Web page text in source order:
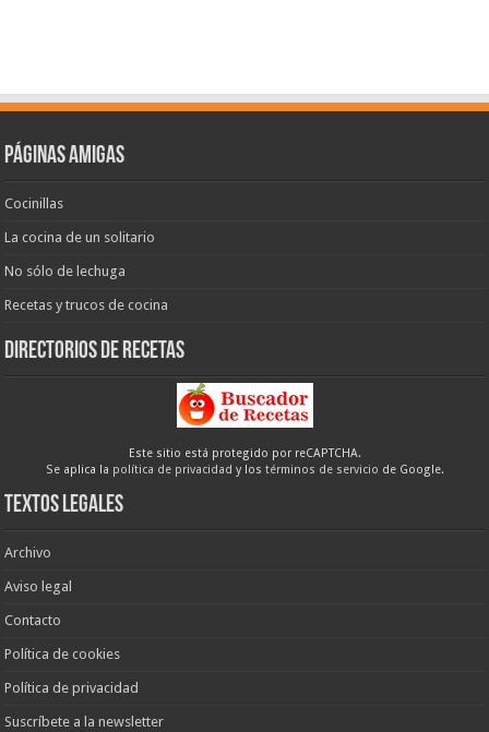
Páginas amigas
Cocinillas
La cocina de un solitario
No sólo de lechuga
Recetas y trucos de cocina
Directorios de recetas
Este sitio está protegido por reCAPTCHA.
Se aplica la política de privacidad y los términos de servicio de Google.
Textos legales
Archivo
Aviso legal
Contacto
Política de cookies
Política de privacidad
Suscríbete a la newsletter